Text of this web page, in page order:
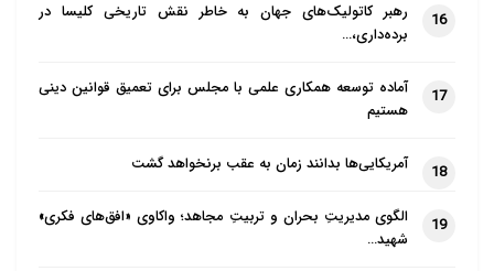
16
رهبر کاتولیک‌های جهان به خاطر نقش تاریخی کلیسا در
برده‌داری،…
17
آماده توسعه همکاری علمی با مجلس برای تعمیق قوانین دینی
هستیم
18 آمریکایی‌ها بدانند زمان به عقب برنخواهد گشت
19
الگوی مدیریتِ بحران و تربیتِ مجاهد؛ واکاوی «افق‌های فکری»
شهید…